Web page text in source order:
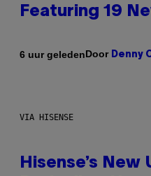
Featuring 19
6 uur geledenDoor Denny
VIA HISENSE
Hisense’s New